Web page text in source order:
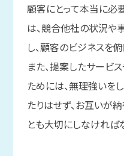
顧客にとって本当に必
は、競合他社の状況や
し、顧客のビジネスを
また、提案したサービ
ためには、無理強いを
たりはせず、お互いが
とも大切にしなければ